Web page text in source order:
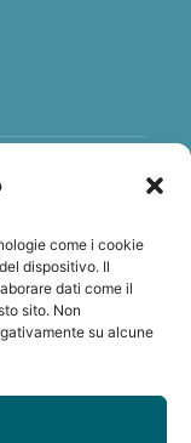
come i cookie
dispositivo. Il
dati come il
sito. Non
su alcune
a sostegno
0012 641